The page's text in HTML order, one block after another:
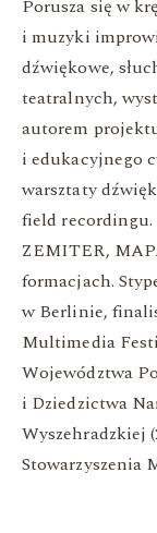
Porusza się w
i muzyki
dźwiękowe,
teatralnych,
autorem
i edukacyjnego
warsztaty
field
ZEMITER,
formacjach.
w Berlinie,
Multimedia
Województwa
i Dziedzictwa
Wyszehradzkiej
Stowarzyszenia